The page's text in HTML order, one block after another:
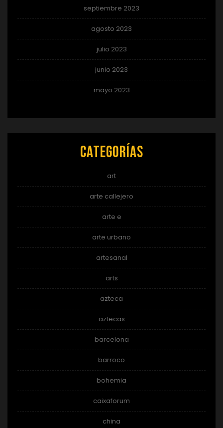
septiembre 2023
agosto 2023
julio 2023
junio 2023
mayo 2023
Categorías
art
arte callejero
arte e
arte urbano
artesanal
arts
azteca
aztecas
barcelona
barroco
bohemia
caixaforum
china